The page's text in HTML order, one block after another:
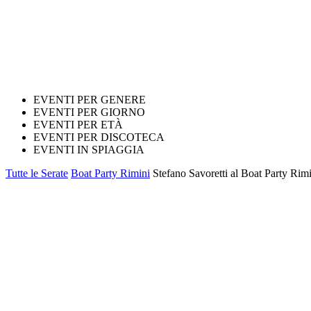
EVENTI PER GENERE
EVENTI PER GIORNO
EVENTI PER ETÀ
EVENTI PER DISCOTECA
EVENTI IN SPIAGGIA
Tutte le Serate Boat Party Rimini Stefano Savoretti al Boat Party